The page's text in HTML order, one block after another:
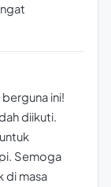
ini!
diikuti.
Semoga
di masa